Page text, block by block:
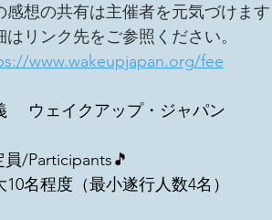
感想の共有は主催者を元気づけま
はリンク先をご参照ください。
www.wakeupjapan.org/fee
　 ウェイクアップ・ジャパン
員/Participants🎵
10名程度（最小遂行人数4名）